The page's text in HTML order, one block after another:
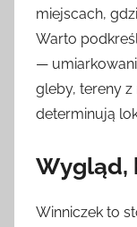
miejscach,
Warto
—
gleby, tereny
determinują
Wygląd,
Winniczek to